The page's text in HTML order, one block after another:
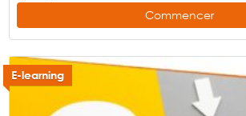
Commencer
E-learning